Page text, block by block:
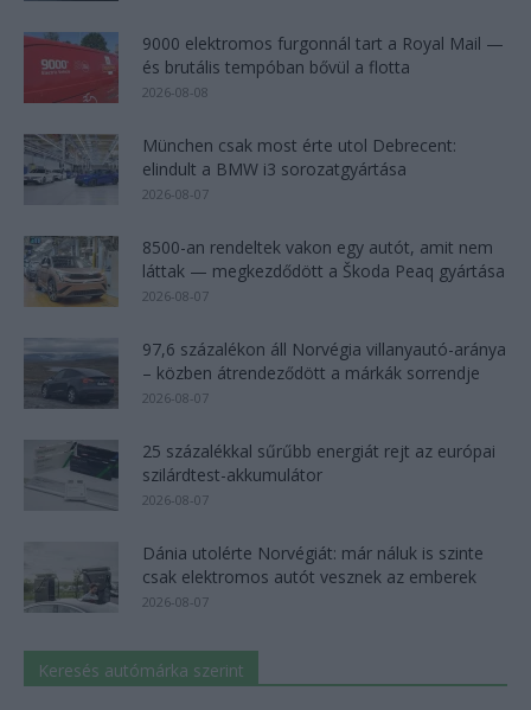
9000 elektromos furgonnál tart a Royal Mail —
és brutális tempóban bővül a flotta
2026-08-08
München csak most érte utol Debrecent:
elindult a BMW i3 sorozatgyártása
2026-08-07
8500-an rendeltek vakon egy autót, amit nem
láttak — megkezdődött a Škoda Peaq gyártása
2026-08-07
97,6 százalékon áll Norvégia villanyautó-aránya
– közben átrendeződött a márkák sorrendje
2026-08-07
25 százalékkal sűrűbb energiát rejt az európai
szilárdtest-akkumulátor
2026-08-07
Dánia utolérte Norvégiát: már náluk is szinte
csak elektromos autót vesznek az emberek
2026-08-07
Keresés autómárka szerint